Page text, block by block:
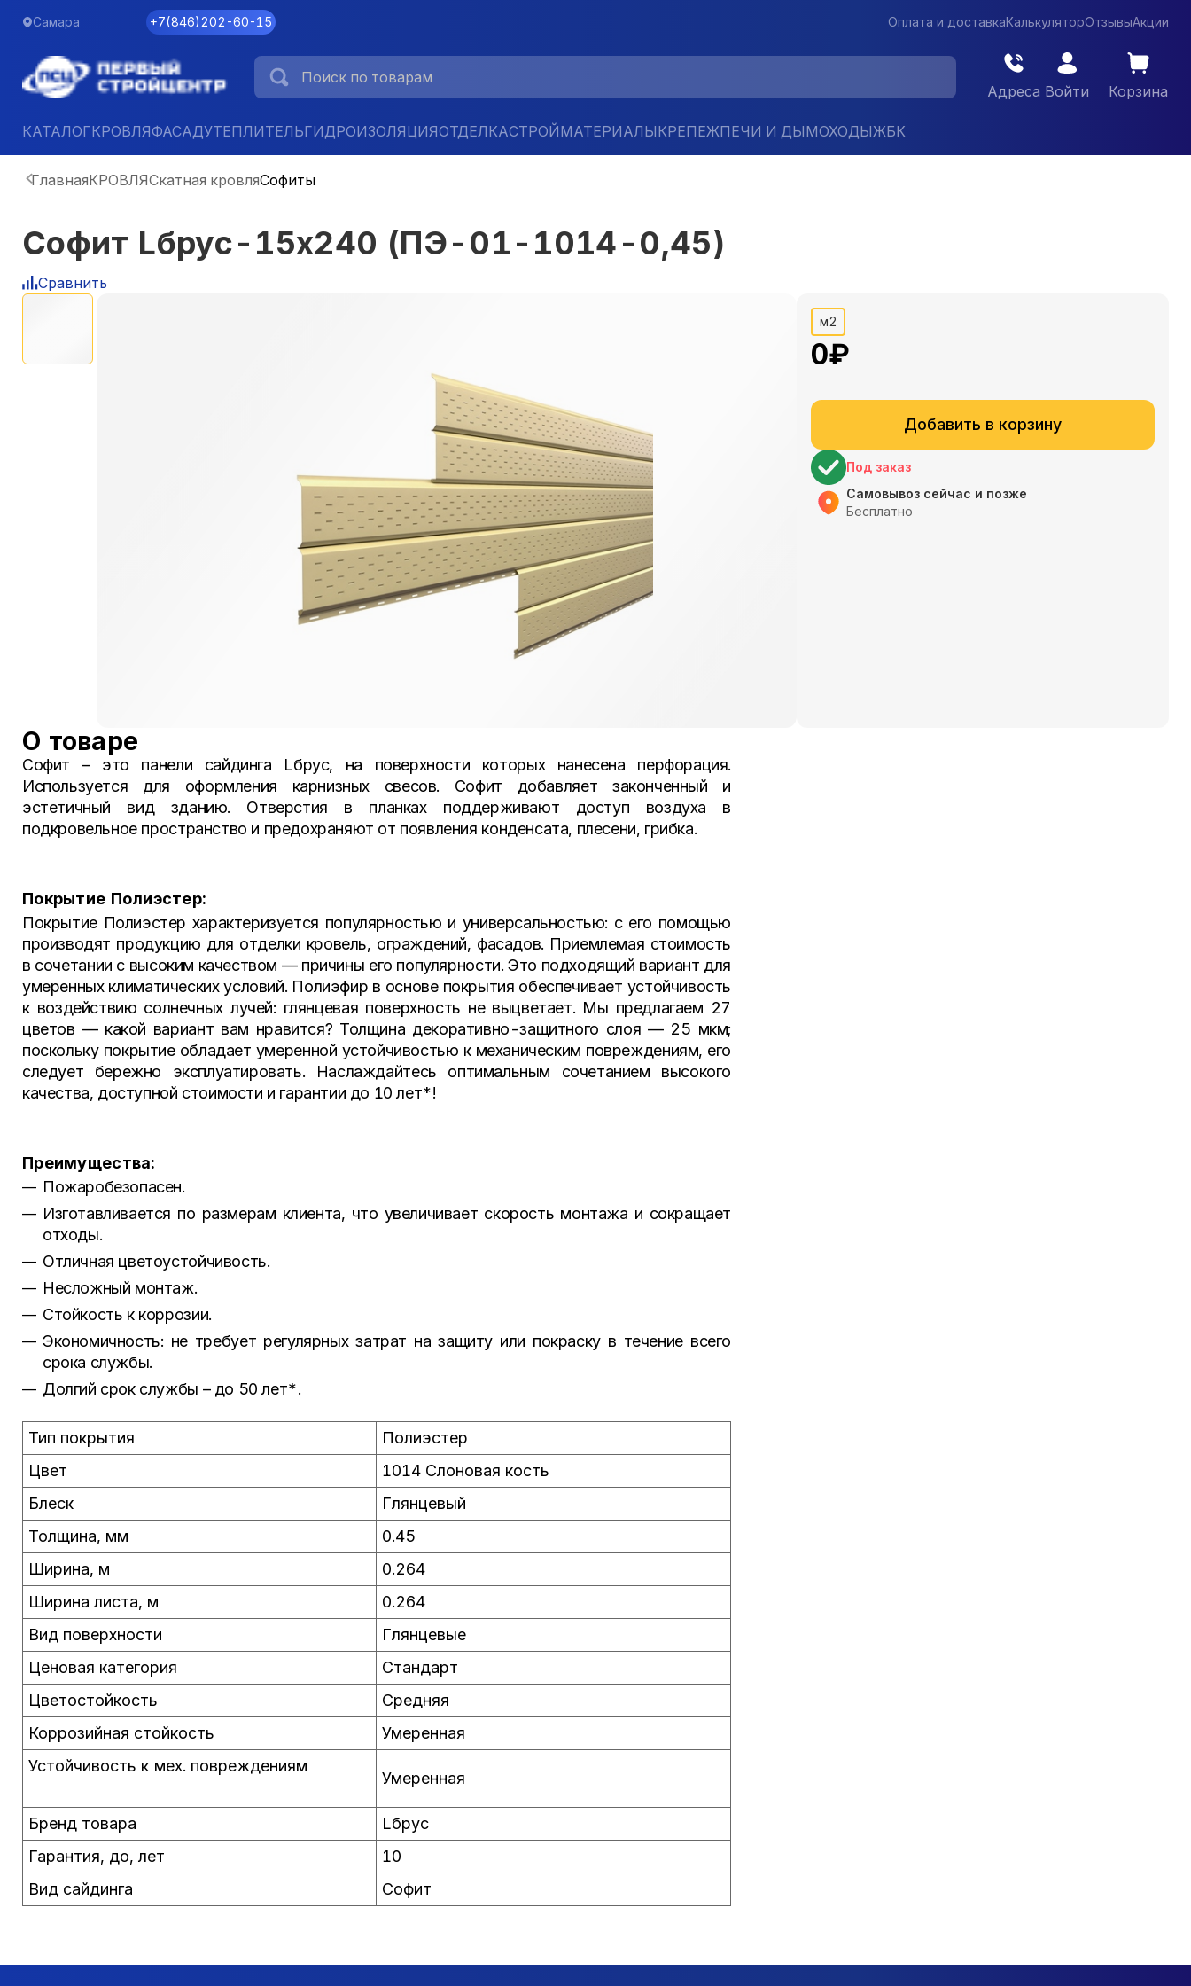
Самара +7(846)202-60-15 Оплата и доставкаКалькуляторОтзывыАкции
Адреса Войти Корзина
КАТАЛОГКРОВЛЯФАСАДУТЕПЛИТЕЛЬГИДРОИЗОЛЯЦИЯОТДЕЛКАСТРОЙМАТЕРИАЛЫКРЕПЕЖПЕЧИ И ДЫМОХОДЫЖБК
ГлавнаяКРОВЛЯСкатная кровляСофиты
Софит Lбрус-15х240 (ПЭ-01-1014-0,45)
Сравнить
м2
0₽
Добавить в корзину
Под заказ
Самовывоз сейчас и позже
Бесплатно
О товаре
Софит – это панели сайдинга Lбрус, на поверхности которых нанесена перфорация.
Используется для оформления карнизных свесов. Софит добавляет законченный и
эстетичный вид зданию. Отверстия в планках поддерживают доступ воздуха в
подкровельное пространство и предохраняют от появления конденсата, плесени, грибка.
Покрытие Полиэстер:
Покрытие Полиэстер характеризуется популярностью и универсальностью: с его помощью
производят продукцию для отделки кровель, ограждений, фасадов. Приемлемая стоимость
в сочетании с высоким качеством — причины его популярности. Это подходящий вариант для
умеренных климатических условий. Полиэфир в основе покрытия обеспечивает устойчивость
к воздействию солнечных лучей: глянцевая поверхность не выцветает. Мы предлагаем 27
цветов — какой вариант вам нравится? Толщина декоративно-защитного слоя — 25 мкм;
поскольку покрытие обладает умеренной устойчивостью к механическим повреждениям, его
следует бережно эксплуатировать. Наслаждайтесь оптимальным сочетанием высокого
качества, доступной стоимости и гарантии до 10 лет*!
Преимущества:
Пожаробезопасен.
Изготавливается по размерам клиента, что увеличивает скорость монтажа и сокращает
отходы.
Отличная цветоустойчивость.
Несложный монтаж.
Стойкость к коррозии.
Экономичность: не требует регулярных затрат на защиту или покраску в течение всего
срока службы.
Долгий срок службы – до 50 лет*.
Тип покрытия
Полиэстер
Цвет
1014 Слоновая кость
Блеск
Глянцевый
Толщина, мм
0.45
Ширина, м
0.264
Ширина листа, м
0.264
Вид поверхности
Глянцевые
Ценовая категория
Стандарт
Цветостойкость
Средняя
Коррозийная стойкость
Умеренная
Устойчивость к мех. повреждениям
Умеренная
Бренд товара
Lбрус
Гарантия, до, лет
10
Вид сайдинга
Софит